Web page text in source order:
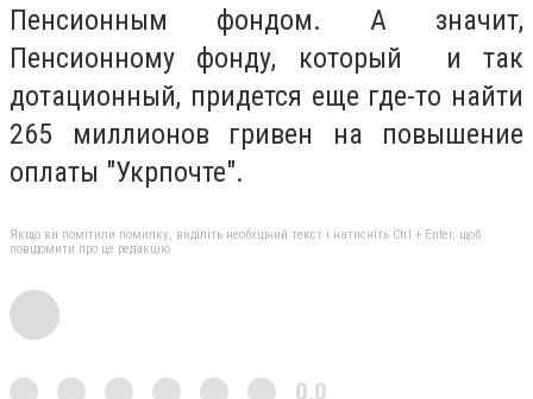
Пенсионным фондом. А значит,
Пенсионному фонду, который и так
дотационный, придется еще где-то найти
265 миллионов гривен на повышение
оплаты "Укрпочте".
Якщо ви помітили помилку, виділіть необхідний текст і натисніть Ctrl + Enter, щоб
повідомити про це редакцію
0,0